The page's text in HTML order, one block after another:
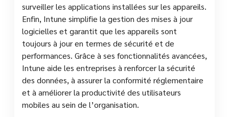
surveiller les applications installées sur les appareils.
Enfin, Intune simplifie la gestion des mises à jour
logicielles et garantit que les appareils sont
toujours à jour en termes de sécurité et de
performances. Grâce à ses fonctionnalités avancées,
Intune aide les entreprises à renforcer la sécurité
des données, à assurer la conformité réglementaire
et à améliorer la productivité des utilisateurs
mobiles au sein de l’organisation.